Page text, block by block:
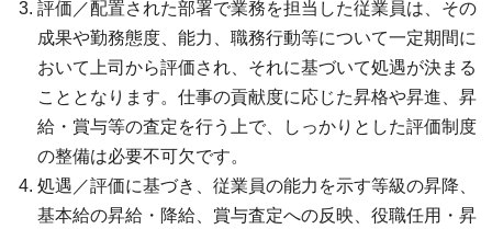
評価／配置された部署で業務を担当した従業員は、その
成果や勤務態度、能力、職務行動等について一定期間に
おいて上司から評価され、それに基づいて処遇が決まる
こととなります。仕事の貢献度に応じた昇格や昇進、昇
給・賞与等の査定を行う上で、しっかりとした評価制度
の整備は必要不可欠です。
処遇／評価に基づき、従業員の能力を示す等級の昇降、
基本給の昇給・降給、賞与査定への反映、役職任用・昇